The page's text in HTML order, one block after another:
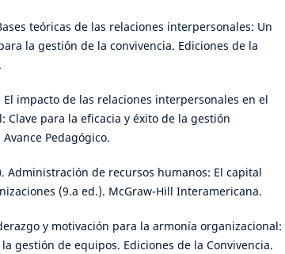
teóricas de las relaciones interpersonales: Un
la gestión de la convivencia. Ediciones de la
El impacto de las relaciones interpersonales en el
Clave para la eficacia y éxito de la gestión
Pedagógico.
Administración de recursos humanos: El capital
(9.a ed.). McGraw-Hill Interamericana.
y motivación para la armonía organizacional:
gestión de equipos. Ediciones de la Convivencia.